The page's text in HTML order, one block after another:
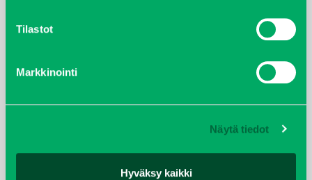
Tilastot
Markkinointi
Näytä tiedot
Hyväksy kaikki
huhtikuu 2019